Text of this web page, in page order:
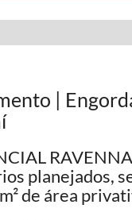
|
planejados,
de área